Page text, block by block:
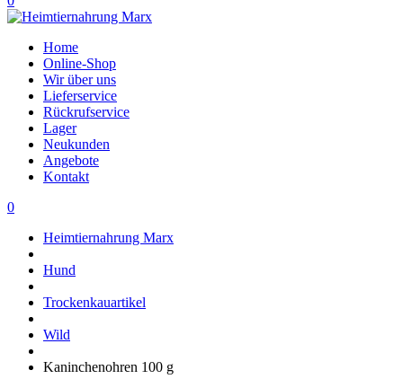
Home
Online-Shop
Wir über uns
Lieferservice
Rückrufservice
Lager
Neukunden
Angebote
Kontakt
0
Heimtiernahrung Marx
Hund
Trockenkauartikel
Wild
Kaninchenohren 100 g